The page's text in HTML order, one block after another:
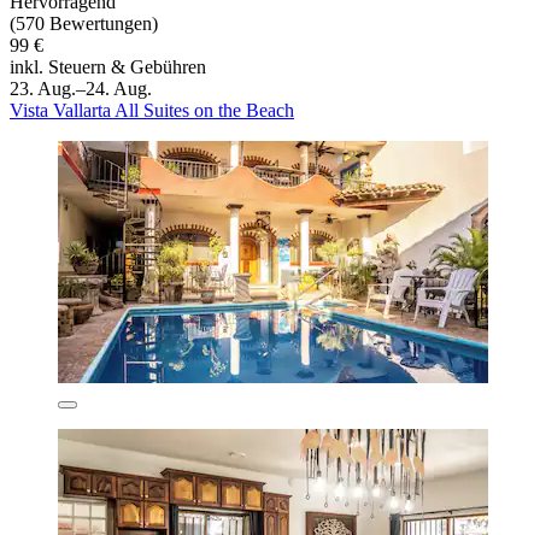
(570 Bewertungen)
99 €
inkl. Steuern & Gebühren
23. Aug.–24. Aug.
Vista Vallarta All Suites on the Beach